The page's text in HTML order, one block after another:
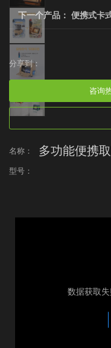
下一个产品： 便携式卡
分享到：
咨询
名称： 多功能便携
型号：